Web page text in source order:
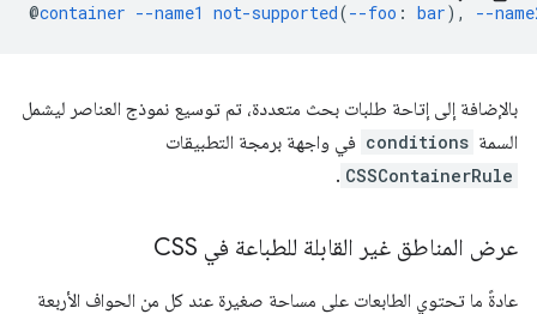
@container --name1 not-supported(--foo : bar), --
بالإضافة إلى إتاحة طلبات بحث متعددة، تم توسيع نموذج العناصر ليشمل
السمة conditions في واجهة برمجة التطبيقات
CSSContainerRule
.
عرض المناطق غير القابلة للطباعة في CSS
عادةً ما تحتوي الطابعات على مساحة صغيرة عند كل من الحواف الأربعة